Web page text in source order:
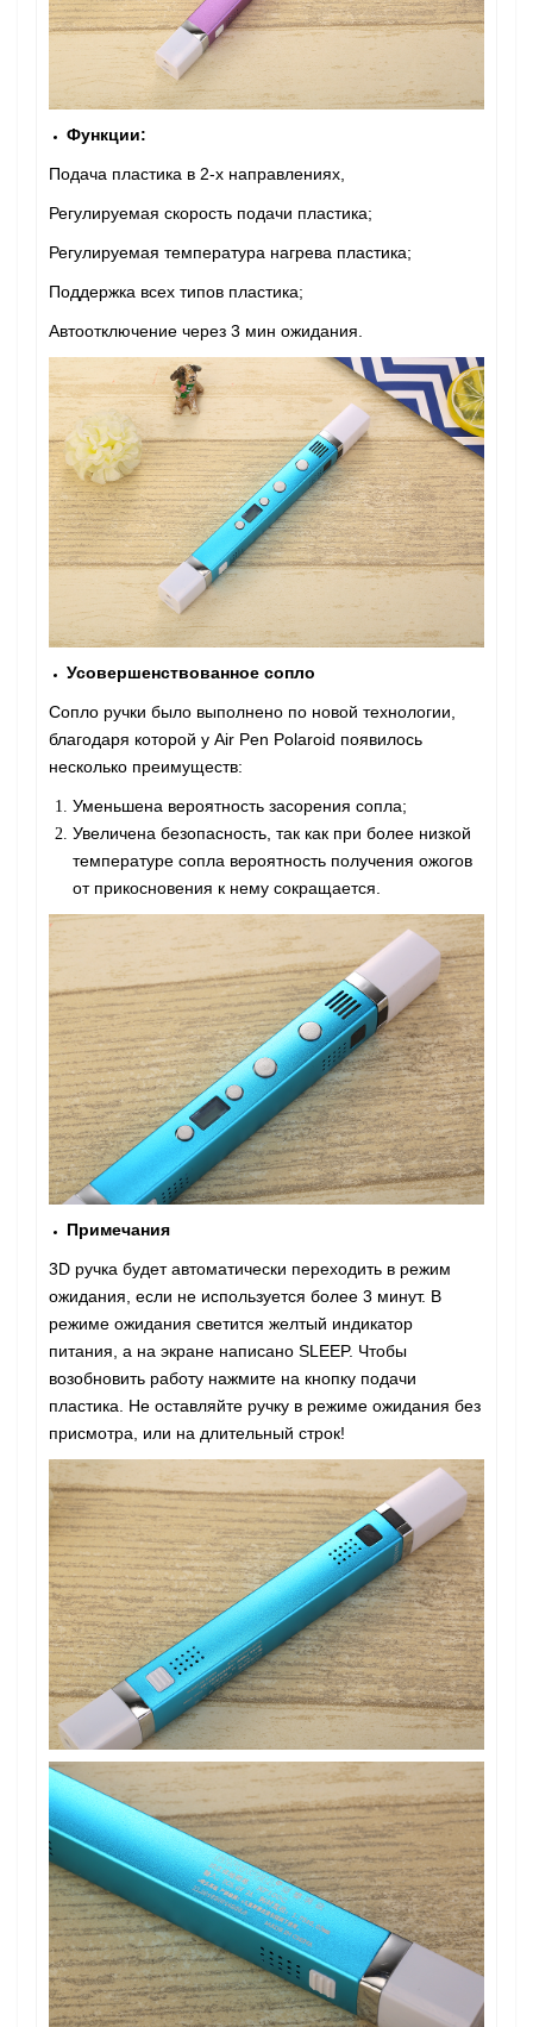
Функции:
Подача пластика в 2-х направлениях,
Регулируемая скорость подачи пластика;
Регулируемая температура нагрева пластика;
Поддержка всех типов пластика;
Автоотключение через 3 мин ожидания.
Усовершенствованное сопло
Сопло ручки было выполнено по новой технологии,
благодаря которой у Air Pen Polaroid появилось
несколько преимуществ:
Уменьшена вероятность засорения сопла;
Увеличена безопасность, так как при более низкой
температуре сопла вероятность получения ожогов
от прикосновения к нему сокращается.
Примечания
3D ручка будет автоматически переходить в режим
ожидания, если не используется более 3 минут. В
режиме ожидания светится желтый индикатор
питания, а на экране написано SLEEP. Чтобы
возобновить работу нажмите на кнопку подачи
пластика. Не оставляйте ручку в режиме ожидания без
присмотра, или на длительный строк!